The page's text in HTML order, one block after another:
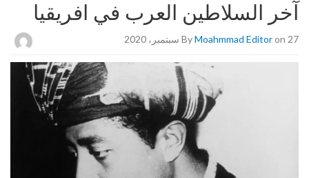
آخر السلاطين العرب في افريقيا
ByMoahmmad Editoron 27 سبتمبر، 2020